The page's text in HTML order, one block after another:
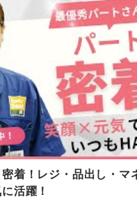
密着！レジ・品出し・マ
活躍！